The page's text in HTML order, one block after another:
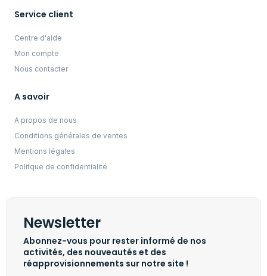
Service client
Centre d'aide
Mon compte
Nous contacter
A savoir
A propos de nous
Conditions générales de ventes
Mentions légales
Politque de confidentialité
Newsletter
Abonnez-vous pour rester informé de nos
activités, des nouveautés et des
réapprovisionnements sur notre site !